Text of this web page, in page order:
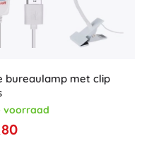
bureaulamp met clip
voorraad